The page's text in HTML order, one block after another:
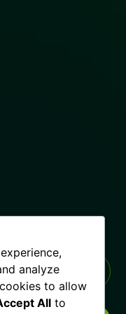
analyze
to allow
All to